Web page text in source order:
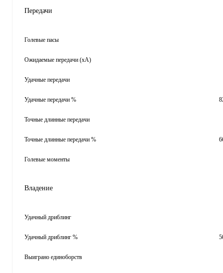
Передачи
Голевые пасы
Ожидаемые передачи (xA)
Удачные передачи
Удачные передачи %
Точные длинные передачи
Точные длинные передачи %
Голевые моменты
Владение
Удачный дриблинг
Удачный дриблинг %
Выиграно единоборств